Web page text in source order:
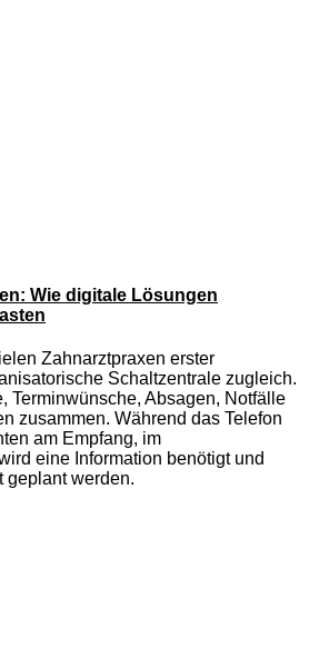
Wie digitale Lösungen
Zahnarztpraxen erster
Schaltzentrale zugleich.
Terminwünsche, Absagen, Notfälle
zusammen. Während das Telefon
am Empfang, im
eine Information benötigt und
geplant werden.